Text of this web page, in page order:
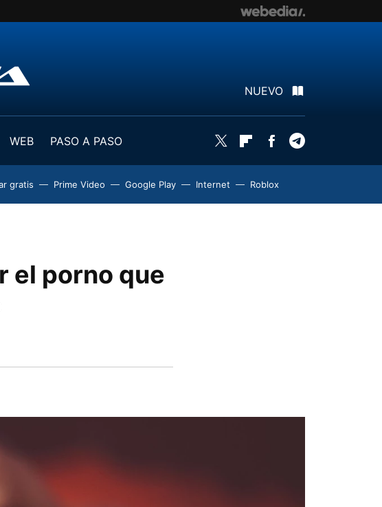
NUEVO
WEB
PASO A PASO
Twitter FlipboardFacebook
gratis Prime Video Google Play Internet Roblox
el porno que